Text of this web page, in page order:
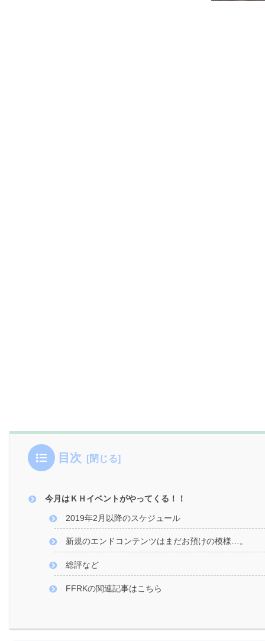
目次
今月はＫＨイベントがやってくる！！
2019年2月以降のスケジュール
新規のエンドコンテンツはまだお預けの模様…。
総評など
FFRKの関連記事はこちら